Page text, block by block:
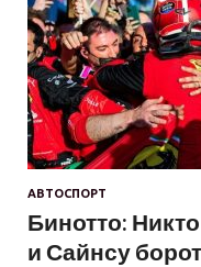
АВТОСПОРТ
Бинотто:
и Сайнсу